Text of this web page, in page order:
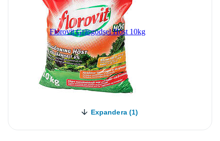
Florovit Gräsgödsel Höst 10kg
Expandera (1)